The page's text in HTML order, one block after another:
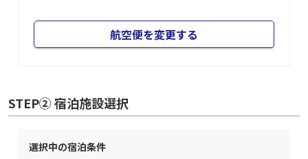
航空便を変更する
STEP② 宿泊施設選択
選択中の宿泊条件